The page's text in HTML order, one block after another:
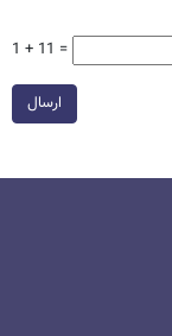
1 + 11 =
ارسال